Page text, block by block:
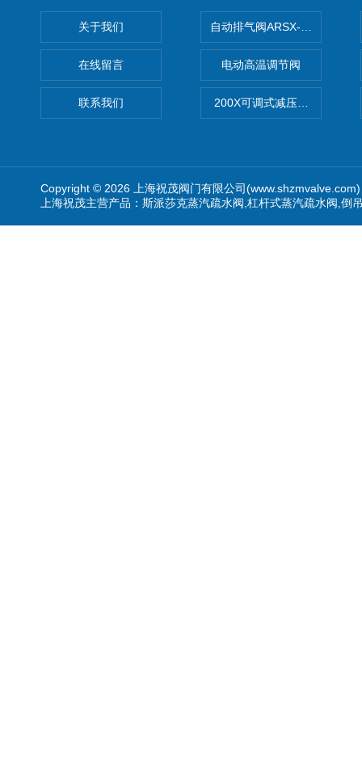
关于我们
在线留言
联系我们
自动排气阀ARSX-0015/
电动高温调节阀
200X可调式减压阀（减压稳
Copyright © 2026 上海祝茂阀门有限公司
上海祝茂主营产品：斯派莎克蒸汽疏水阀,杠杆式蒸汽疏水阀,倒